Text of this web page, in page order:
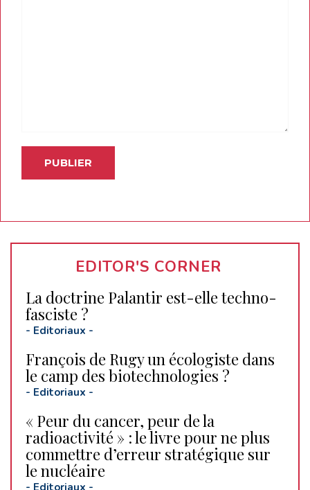
EDITOR'S CORNER
La doctrine Palantir est-elle techno-
fasciste ?
- Editoriaux -
François de Rugy un écologiste dans
le camp des biotechnologies ?
- Editoriaux -
« Peur du cancer, peur de la
radioactivité » : le livre pour ne plus
commettre d’erreur stratégique sur
le nucléaire